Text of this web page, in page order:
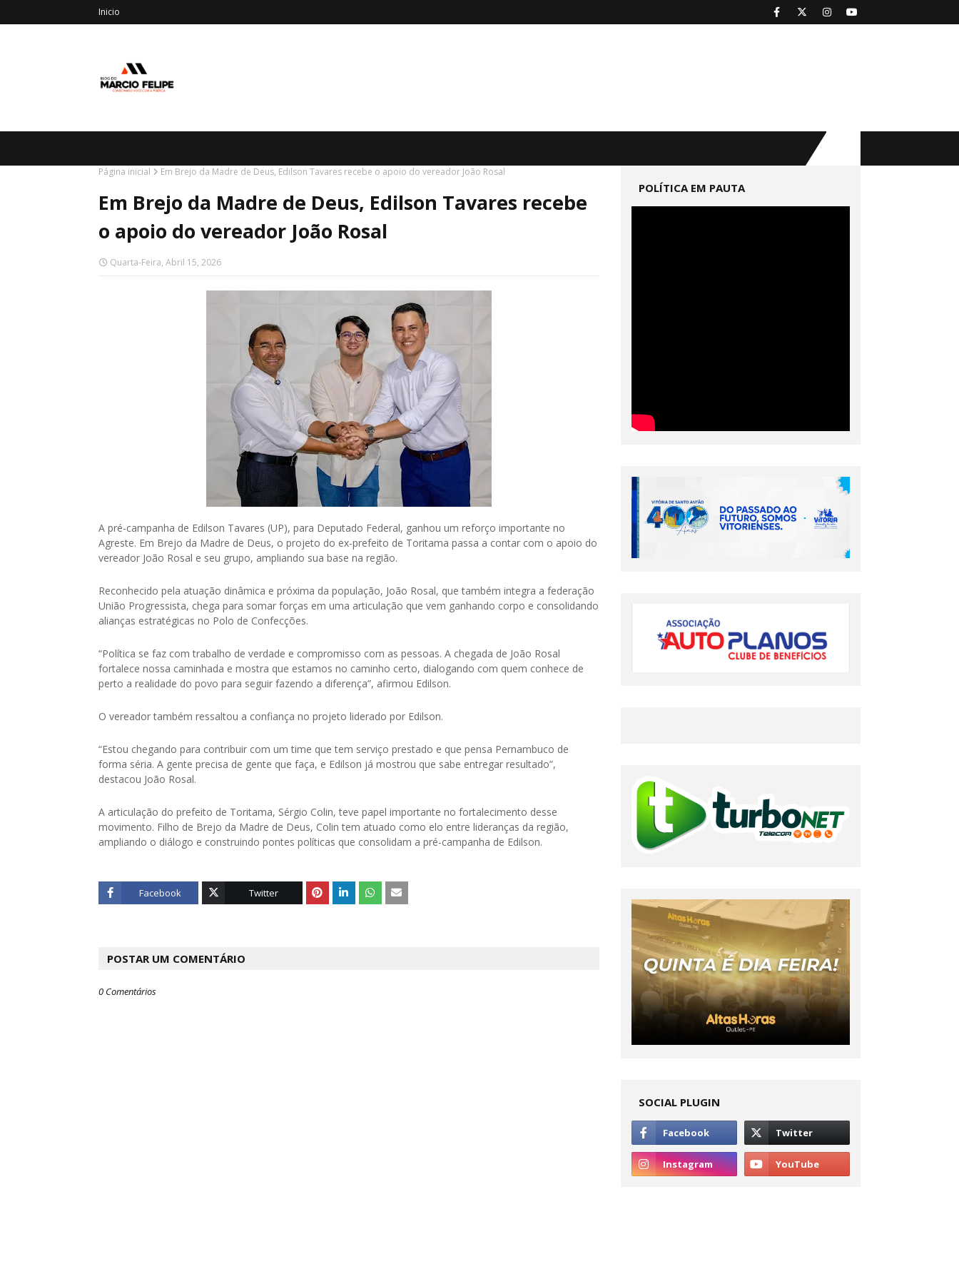
Inicio
Página inicial Em Brejo da Madre de Deus, Edilson Tavares recebe o apoio do vereador João Rosal
Em Brejo da Madre de Deus, Edilson Tavares recebe
o apoio do vereador João Rosal
Quarta-Feira, Abril 15, 2026
A pré-campanha de Edilson Tavares (UP), para Deputado Federal, ganhou um reforço importante no
Agreste. Em Brejo da Madre de Deus, o projeto do ex-prefeito de Toritama passa a contar com o apoio do
vereador João Rosal e seu grupo, ampliando sua base na região.
Reconhecido pela atuação dinâmica e próxima da população, João Rosal, que também integra a federação
União Progressista, chega para somar forças em uma articulação que vem ganhando corpo e consolidando
alianças estratégicas no Polo de Confecções.
“Política se faz com trabalho de verdade e compromisso com as pessoas. A chegada de João Rosal
fortalece nossa caminhada e mostra que estamos no caminho certo, dialogando com quem conhece de
perto a realidade do povo para seguir fazendo a diferença”, afirmou Edilson.
O vereador também ressaltou a confiança no projeto liderado por Edilson.
“Estou chegando para contribuir com um time que tem serviço prestado e que pensa Pernambuco de
forma séria. A gente precisa de gente que faça, e Edilson já mostrou que sabe entregar resultado”,
destacou João Rosal.
A articulação do prefeito de Toritama, Sérgio Colin, teve papel importante no fortalecimento desse
movimento. Filho de Brejo da Madre de Deus, Colin tem atuado como elo entre lideranças da região,
ampliando o diálogo e construindo pontes políticas que consolidam a pré-campanha de Edilson.
Facebook Twitter
POSTAR UM COMENTÁRIO
0 Comentários
POLÍTICA EM PAUTA
SOCIAL PLUGIN